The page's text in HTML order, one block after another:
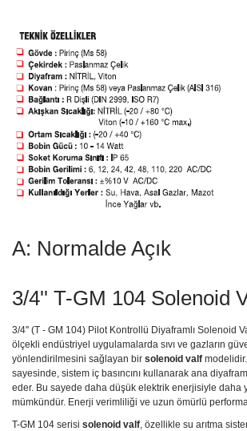
A: Normalde Açık
3/4'' T-GM 104 Solenoid
3/4'' (T - GM 104) Pilot Kontrollü Diyaframlı Solenoid
ölçekli endüstriyel uygulamalarda sıvı ve gazların
yönlendirilmesini sağlayan bir solenoid valf
sayesinde, sistem iç basıncını kullanarak ana
eder. Bu sayede daha düşük elektrik enerjisiyle daha
mümkündür. Enerji verimliliği ve uzun ömürlü
T-GM 104 serisi solenoid valf, özellikle su arıtma